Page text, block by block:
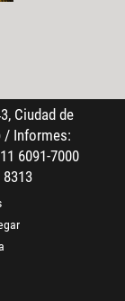
Ciudad de
/ Informes:
6091-7000